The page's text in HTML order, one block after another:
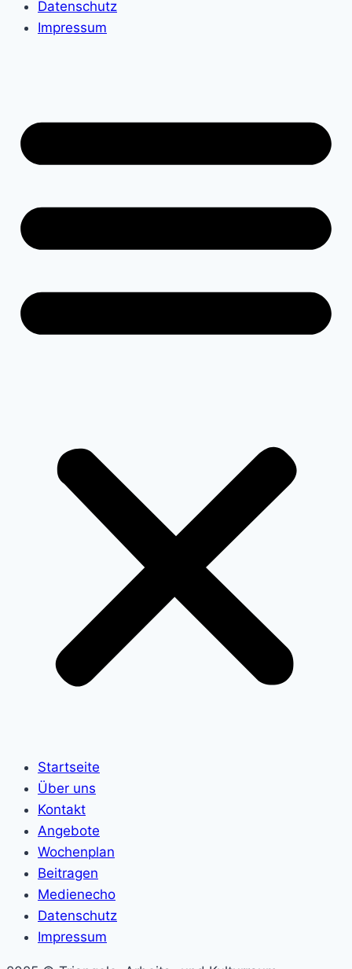
Datenschutz
Impressum
Startseite
Über uns
Kontakt
Angebote
Wochenplan
Beitragen
Medienecho
Datenschutz
Impressum